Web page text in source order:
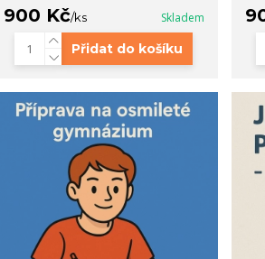
900 Kč/ks Skladem
Přidat do košíku